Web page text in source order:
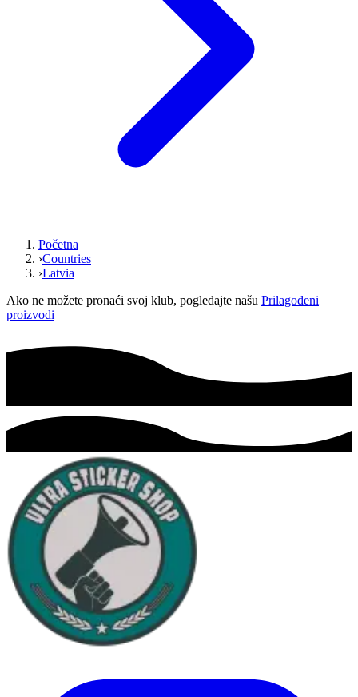
Početna
›Countries
›Latvia
Ako ne možete pronaći svoj klub, pogledajte našu Prilagođeni
proizvodi